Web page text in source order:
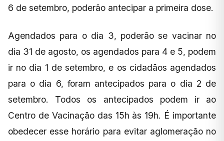
6 de setembro, poderão antecipar a primeira dose.
Agendados para o dia 3, poderão se vacinar no
dia 31 de agosto, os agendados para 4 e 5, podem
ir no dia 1 de setembro, e os cidadãos agendados
para o dia 6, foram antecipados para o dia 2 de
setembro. Todos os antecipados podem ir ao
Centro de Vacinação das 15h às 19h. É importante
obedecer esse horário para evitar aglomeração no